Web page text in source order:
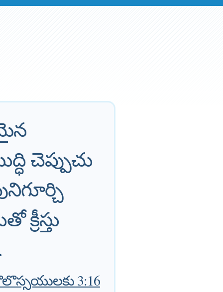
చెప్పుచు
3:16